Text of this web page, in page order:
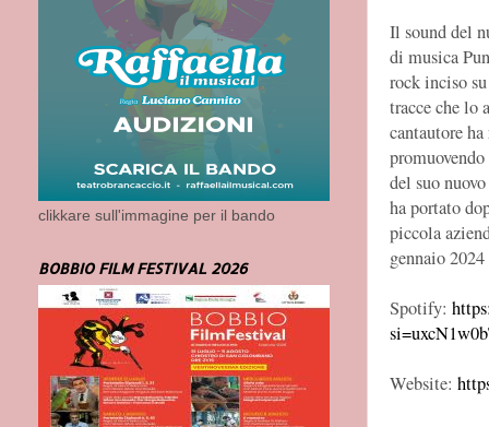
Il sound del
di musica
rock inciso
tracce che lo
cantautore
del suo
ha portato
piccola
gennaio
Spotify:
Website:
clikkare sull'immagine per il bando
BOBBIO FILM FESTIVAL 2026